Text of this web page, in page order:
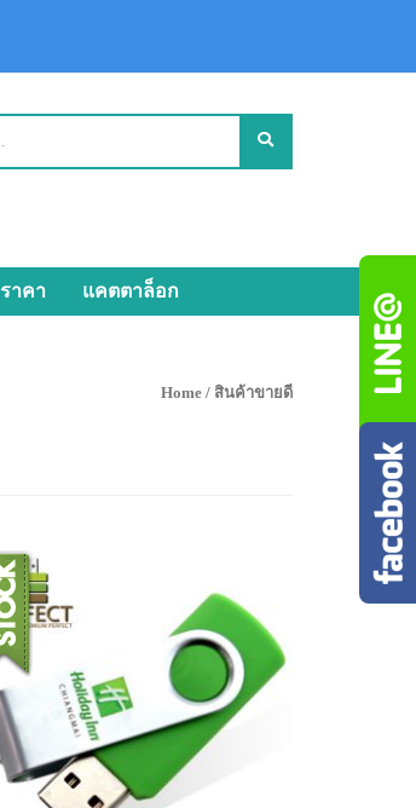
าคา แคตตาล็อก
Home / สินค้าขายดี